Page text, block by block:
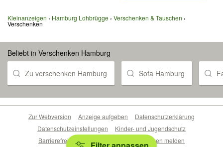
Kleinanzeigen Hamburg Lohbrügge Verschenken & Tauschen
Verschenken
Beliebt in Verschenken Hamburg
Zu verschenken Hamburg Sofa Hamburg
Zur Webversion Anzeige aufgeben
Datenschutzerklärung
Datenschutzeinstellungen
Kinder- und Jugendschutz
Barrierefreiheitserklärung
Sicherheitslücken melden